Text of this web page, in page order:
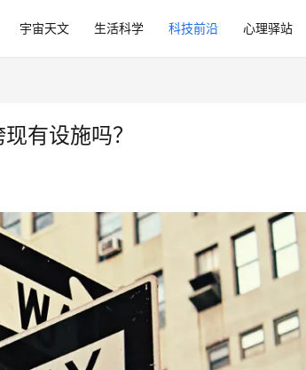
宇宙天文 生活科学 科技前沿 心理驿站
有设施吗？